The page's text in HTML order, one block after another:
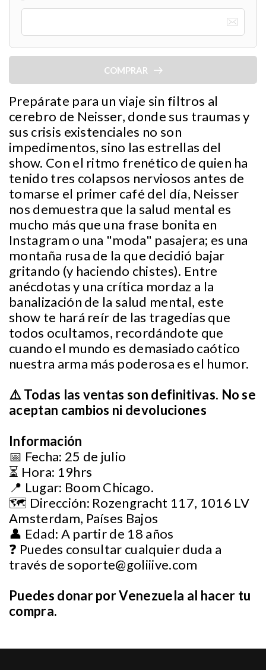
COMPRAR
Prepárate para un viaje sin filtros al
cerebro de Neisser, donde sus traumas y
sus crisis existenciales no son
impedimentos, sino las estrellas del
show. Con el ritmo frenético de quien ha
tenido tres colapsos nerviosos antes de
tomarse el primer café del día, Neisser
nos demuestra que la salud mental es
mucho más que una frase bonita en
Instagram o una "moda" pasajera; es una
montaña rusa de la que decidió bajar
gritando (y haciendo chistes). Entre
anécdotas y una crítica mordaz a la
banalización de la salud mental, este
show te hará reír de las tragedias que
todos ocultamos, recordándote que
cuando el mundo es demasiado caótico
nuestra arma más poderosa es el humor.
⚠️ Todas las ventas son definitivas. No se
aceptan cambios ni devoluciones
Información
📅 Fecha: 25 de julio
⏳ Hora: 19hrs
📍 Lugar: Boom Chicago.
🗺️ Dirección: Rozengracht 117, 1016 LV
Amsterdam, Países Bajos
👤 Edad: A partir de 18 años
❓ Puedes consultar cualquier duda a
través desoporte@goliiive.com
Puedes donar por Venezuela al hacer tu
compra.